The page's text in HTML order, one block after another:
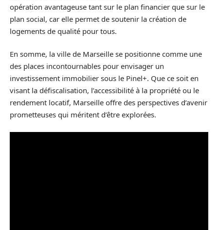
opération avantageuse tant sur le plan financier que sur le
plan social, car elle permet de soutenir la création de
logements de qualité pour tous.
En somme, la ville de Marseille se positionne comme une
des places incontournables pour envisager un
investissement immobilier sous le Pinel+. Que ce soit en
visant la défiscalisation, l’accessibilité à la propriété ou le
rendement locatif, Marseille offre des perspectives d’avenir
prometteuses qui méritent d’être explorées.